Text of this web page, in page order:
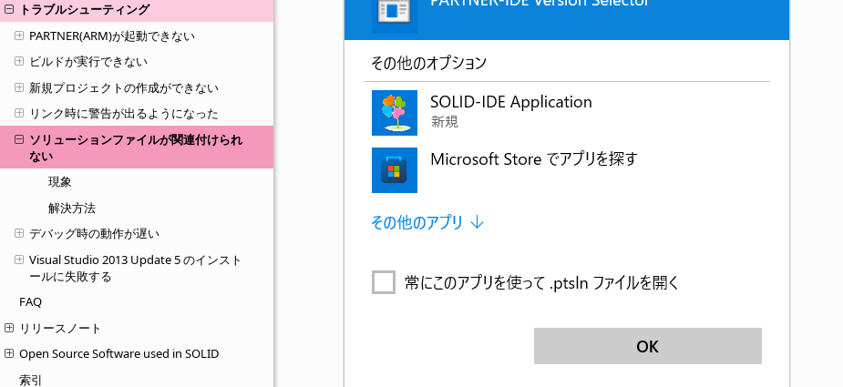
トラブルシューティング
PARTNER(ARM)が起動できない
ビルドが実行できない
新規プロジェクトの作成ができない
リンク時に警告が出るようになった
ソリューションファイルが関連付けられ
ない
現象
解決方法
デバッグ時の動作が遅い
Visual Studio 2013 Update 5 のインスト
ールに失敗する
FAQ
リリースノート
Open Source Software used in SOLID
索引